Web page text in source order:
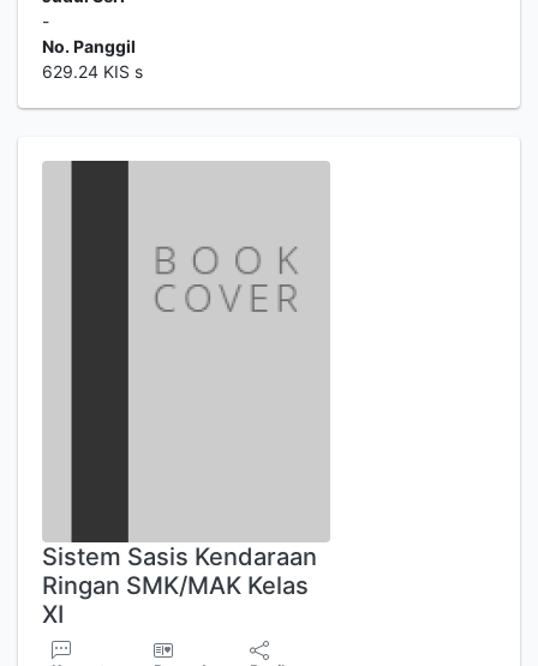
-
No. Panggil
629.24 KIS s
Sistem Sasis Kendaraan
Ringan SMK/MAK Kelas
XI